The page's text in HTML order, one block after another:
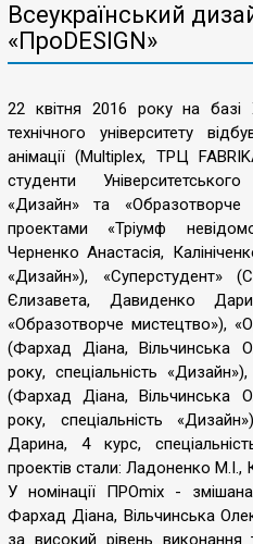
Всеукраїнський
«ПроDESIGN»
22 квітня 2016 року на базі
технічного університету
анімації (Multiplex, ТРЦ
студенти
«Дизайн» та «Образотворче
проектами «Тріумф
Черненко Анастасія,
«Дизайн»), «Суперстудент»
Єлизавета, Давиденко
«Образотворче мистецтво»),
(Фархад Діана, Вільчинська
року, спеціальність
(Фархад Діана, Вільчинська
року, спеціальність
Дарина, 4 курс,
проектів стали: Ладоненко М.І.,
У номінації ПРОmix -
Фархад Діана, Вільчинська
за високий рівень виконання